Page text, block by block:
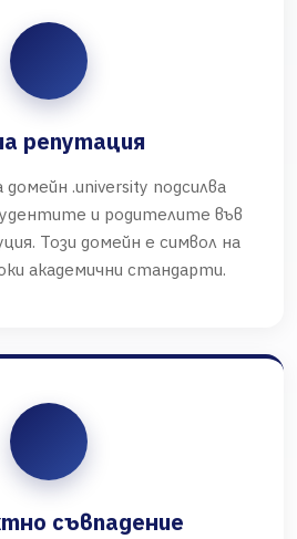
репутация
.university подсилва
и родителите във
Този домейн е символ на
академични стандарти.
съвпадение